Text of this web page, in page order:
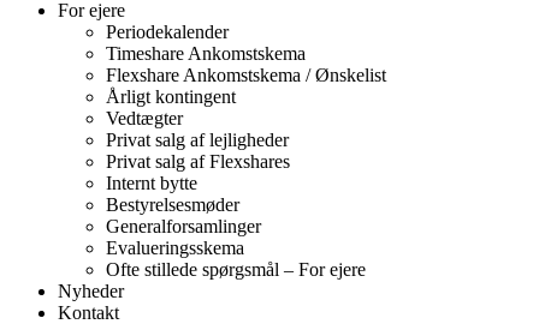
For ejere
Periodekalender
Timeshare Ankomstskema
Flexshare Ankomstskema / Ønskelist
Årligt kontingent
Vedtægter
Privat salg af lejligheder
Privat salg af Flexshares
Internt bytte
Bestyrelsesmøder
Generalforsamlinger
Evalueringsskema
Ofte stillede spørgsmål – For ejere
Nyheder
Kontakt